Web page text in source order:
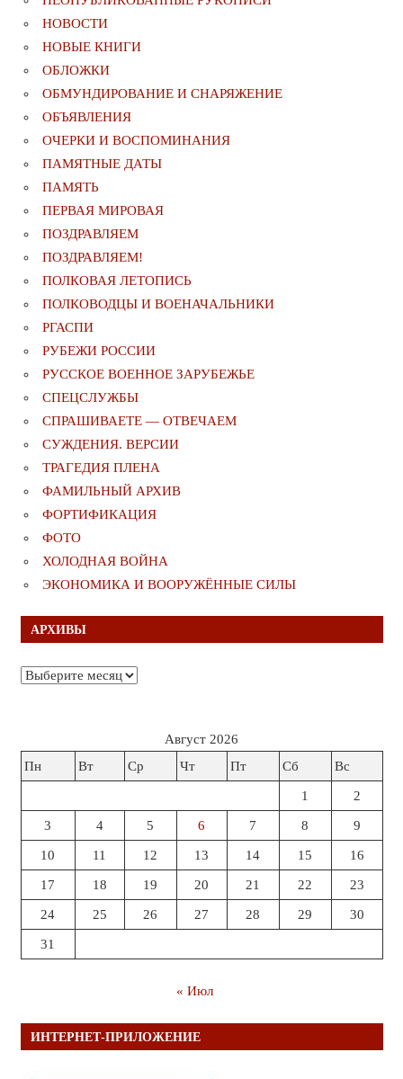
НОВОСТИ
НОВЫЕ КНИГИ
ОБЛОЖКИ
ОБМУНДИРОВАНИЕ И СНАРЯЖЕНИЕ
ОБЪЯВЛЕНИЯ
ОЧЕРКИ И ВОСПОМИНАНИЯ
ПАМЯТНЫЕ ДАТЫ
ПАМЯТЬ
ПЕРВАЯ МИРОВАЯ
ПОЗДРАВЛЯЕМ
ПОЗДРАВЛЯЕМ!
ПОЛКОВАЯ ЛЕТОПИСЬ
ПОЛКОВОДЦЫ И ВОЕНАЧАЛЬНИКИ
РГАСПИ
РУБЕЖИ РОССИИ
РУССКОЕ ВОЕННОЕ ЗАРУБЕЖЬЕ
СПЕЦСЛУЖБЫ
СПРАШИВАЕТЕ — ОТВЕЧАЕМ
СУЖДЕНИЯ. ВЕРСИИ
ТРАГЕДИЯ ПЛЕНА
ФАМИЛЬНЫЙ АРХИВ
ФОРТИФИКАЦИЯ
ФОТО
ХОЛОДНАЯ ВОЙНА
ЭКОНОМИКА И ВООРУЖЁННЫЕ СИЛЫ
АРХИВЫ
Архивы
Август 2026
Пн
Вт Ср Чт Пт Сб Вс
1 2
3 4 5 6 7 8 9
10 11 12 13 14 15 16
17 18 19 20 21 22 23
24 25 26 27 28 29 30
31
« Июл
ИНТЕРНЕТ-ПРИЛОЖЕНИЕ